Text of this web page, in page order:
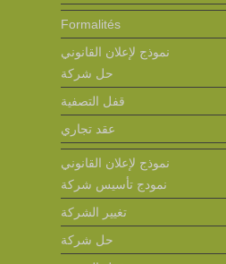
Formalités
نموذج لإعلان القانوني
حل شركة
قفل التصفية
عقد تجاري
نموذج لإعلان القانوني
نمودج تأسيس شركة
تغيير الشركة
حل شركة